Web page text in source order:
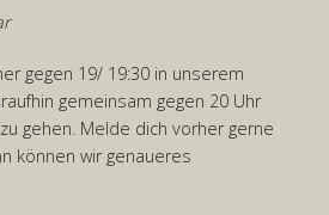
gegen 19/ 19:30 in unserem
gemeinsam gegen 20 Uhr
gehen. Melde dich vorher gerne
können wir genaueres